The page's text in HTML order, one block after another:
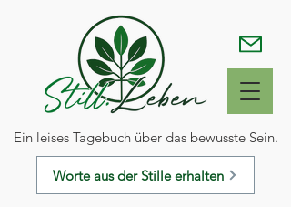
Ein leises Tagebuch über das bewusste Sein.
Worte aus der Stille erhalten